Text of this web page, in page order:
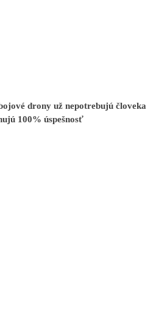
drony už nepotrebujú človeka
100% úspešnosť